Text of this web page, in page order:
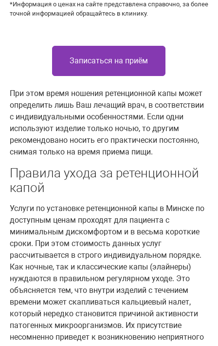
*Информация о ценах на сайте представлена справочно, за более
точной информацией обращайтесь в клинику.
Записаться на приём
При этом время ношения ретенционной капы может
определить лишь Ваш лечащий врач, в соответствии
с индивидуальными особенностями. Если одни
используют изделие только ночью, то другим
рекомендовано носить его практически постоянно,
снимая только на время приема пищи.
Правила ухода за ретенционной
капой
Услуги по установке ретенционной капы в Минске по
доступным ценам проходят для пациента с
минимальным дискомфортом и в весьма короткие
сроки. При этом стоимость данных услуг
рассчитывается в строго индивидуальном порядке.
Как ночные, так и классические капы (элайнеры)
нуждаются в правильном регулярном уходе. Это
объясняется тем, что внутри изделий с течением
времени может скапливаться кальциевый налет,
который нередко становится причиной активности
патогенных микроорганизмов. Их присутствие
несомненно приведет к возникновению неприятного